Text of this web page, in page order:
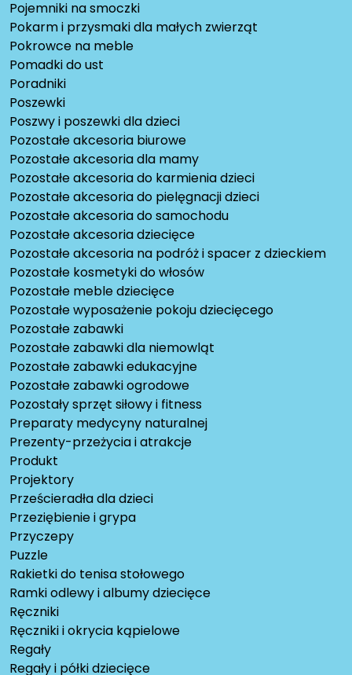
Pojemniki na smoczki
Pokarm i przysmaki dla małych zwierząt
Pokrowce na meble
Pomadki do ust
Poradniki
Poszewki
Poszwy i poszewki dla dzieci
Pozostałe akcesoria biurowe
Pozostałe akcesoria dla mamy
Pozostałe akcesoria do karmienia dzieci
Pozostałe akcesoria do pielęgnacji dzieci
Pozostałe akcesoria do samochodu
Pozostałe akcesoria dziecięce
Pozostałe akcesoria na podróż i spacer z dzieckiem
Pozostałe kosmetyki do włosów
Pozostałe meble dziecięce
Pozostałe wyposażenie pokoju dziecięcego
Pozostałe zabawki
Pozostałe zabawki dla niemowląt
Pozostałe zabawki edukacyjne
Pozostałe zabawki ogrodowe
Pozostały sprzęt siłowy i fitness
Preparaty medycyny naturalnej
Prezenty-przeżycia i atrakcje
Produkt
Projektory
Prześcieradła dla dzieci
Przeziębienie i grypa
Przyczepy
Puzzle
Rakietki do tenisa stołowego
Ramki odlewy i albumy dziecięce
Ręczniki
Ręczniki i okrycia kąpielowe
Regały
Regały i półki dziecięce